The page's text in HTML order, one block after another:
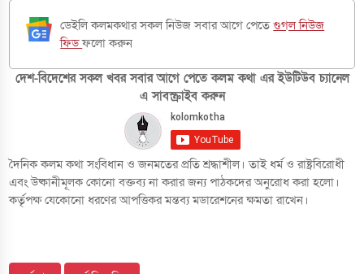
ডেইলি কলমকথার সকল নিউজ সবার আগে পেতেগুগল নিউজ
ফিডফলো করুন
দেশ-বিদেশের সকল খবর সবার আগে পেতে কলম কথা এর ইউটিউব চ্যানেল
এ সাবস্ক্রাইব করুন
দৈনিক কলম কথা সংবিধান ও জনমতের প্রতি শ্রদ্ধাশীল। তাই ধর্ম ও রাষ্ট্রবিরোধী
এবং উষ্কানীমূলক কোনো বক্তব্য না করার জন্য পাঠকদের অনুরোধ করা হলো।
কর্তৃপক্ষ যেকোনো ধরণের আপত্তিকর মন্তব্য মডারেশনের ক্ষমতা রাখেন।